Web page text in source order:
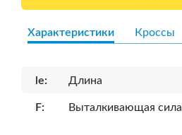
Характеристики Кроссы
le: Длина
F: Выталкивающая сила